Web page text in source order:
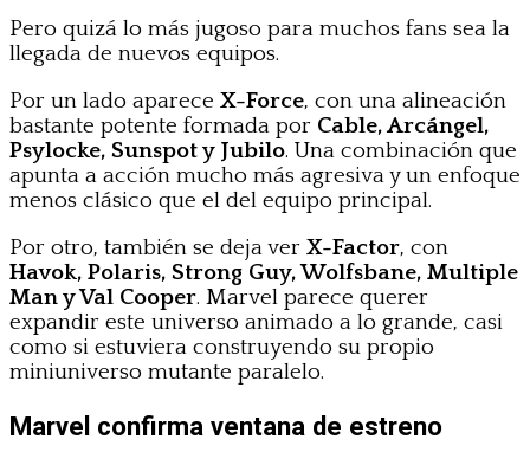
Pero quizá lo más jugoso para muchos fans sea la
llegada de nuevos equipos.
Por un lado aparece X-Force, con una alineación
bastante potente formada por Cable, Arcángel,
Psylocke, Sunspot y Jubilo. Una combinación que
apunta a acción mucho más agresiva y un enfoque
menos clásico que el del equipo principal.
Por otro, también se deja ver X-Factor, con
Havok, Polaris, Strong Guy, Wolfsbane, Multiple
Man y Val Cooper. Marvel parece querer
expandir este universo animado a lo grande, casi
como si estuviera construyendo su propio
miniuniverso mutante paralelo.
Marvel confirma ventana de estreno